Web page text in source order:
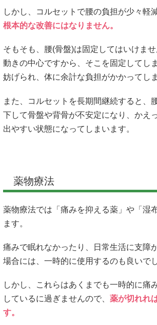
しかし、コルセットで腰の負担が少々軽
根本的な改善にはなりません。
そもそも、腰(骨盤)は固定してはいけま
動きの中心ですから、そこを固定してし
妨げられ、体に余計な負担がかかってし
また、コルセットを長期間継続すると、
下して骨盤や背骨が不安定になり、かえ
出やすい状態になってしまいます。
薬物療法
薬物療法では「痛みを抑える薬」や「湿
ます。
痛みで眠れなかったり、日常生活に支障
場合には、一時的に使用するのも良いで
しかし、これらはあくまでも一時的に痛
しているに過ぎませんので、 薬が切れれ
す。